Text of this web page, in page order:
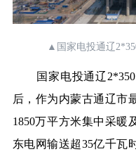
▲国家电投通辽
国家电投通辽2*350
后，作为内蒙古通辽市
1850万平方米集中采暖
东电网输送超35亿千瓦